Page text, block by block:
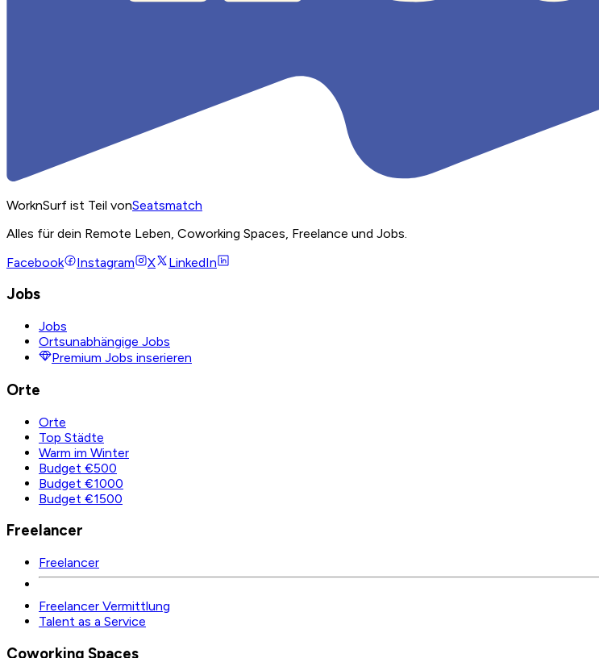
WorknSurf ist Teil vonSeatsmatch
Alles für dein Remote Leben, Coworking Spaces, Freelance und Jobs.
Facebook
Instagram X LinkedIn
Jobs
Jobs
Ortsunabhängige Jobs
Premium Jobs inserieren
Orte
Orte
Top Städte
Warm im Winter
Budget €500
Budget €1000
Budget €1500
Freelancer
Freelancer
Freelancer Vermittlung
Talent as a Service
Coworking Spaces